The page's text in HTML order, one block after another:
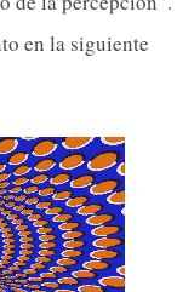
en la siguiente